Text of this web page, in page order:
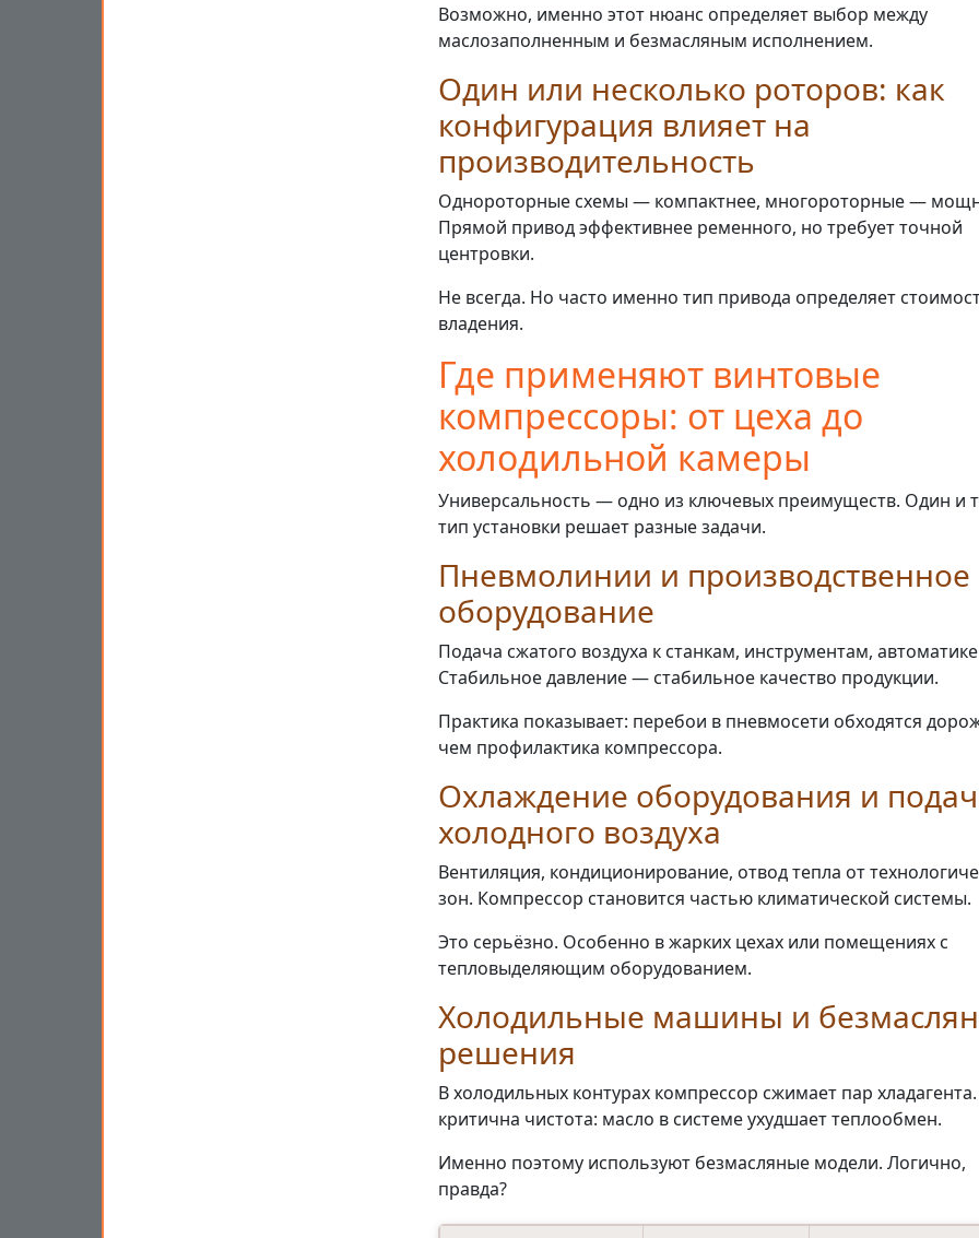
Возможно, именно этот нюанс определяет выбор между
маслозаполненным и безмасляным исполнением.
Один или несколько роторов: как
конфигурация влияет на
производительность
Однороторные схемы — компактнее, многороторные —
Прямой привод эффективнее ременного, но требует точной
центровки.
Не всегда. Но часто именно тип привода определяет
владения.
Где применяют винтовые
компрессоры: от цеха до
холодильной камеры
Универсальность — одно из ключевых преимуществ. Один и
тип установки решает разные задачи.
Пневмолинии и производственное
оборудование
Подача сжатого воздуха к станкам, инструментам,
Стабильное давление — стабильное качество продукции.
Практика показывает: перебои в пневмосети обходятся
чем профилактика компрессора.
Охлаждение оборудования и
холодного воздуха
Вентиляция, кондиционирование, отвод тепла от
зон. Компрессор становится частью климатической системы.
Это серьёзно. Особенно в жарких цехах или помещениях с
тепловыделяющим оборудованием.
Холодильные машины и
решения
В холодильных контурах компрессор сжимает пар
критична чистота: масло в системе ухудшает теплообмен.
Именно поэтому используют безмасляные модели. Логично,
правда?